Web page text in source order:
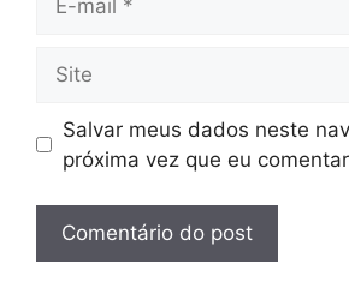
mail
Salvar meus dados neste
próxima vez que eu